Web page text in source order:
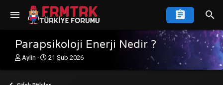
Parapsikoloji Enerji Nedir ?
K
Aylin
B
21 Şub 2026